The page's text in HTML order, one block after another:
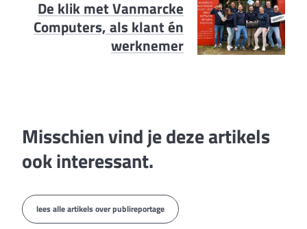
De klik met Vanmarcke
Computers, als klant én
werknemer
Misschien vind je deze artikels
ook interessant.
lees alle artikels over publireportage